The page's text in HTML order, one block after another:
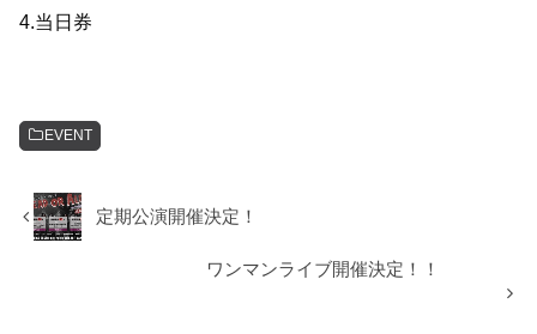
4.当日券
EVENT
定期公演開催決定！
ワンマンライブ開催決定！！